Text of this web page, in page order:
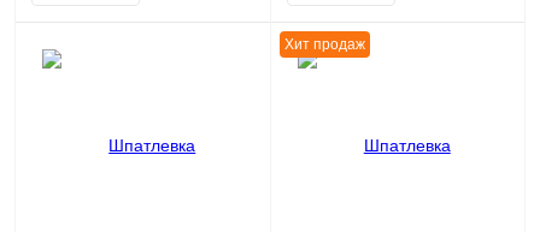
Хит продаж